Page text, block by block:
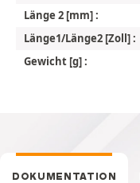
Länge 2 [mm] :
Länge1/Länge2 [Zoll] :
Gewicht [g] :
DOKUMENTATION